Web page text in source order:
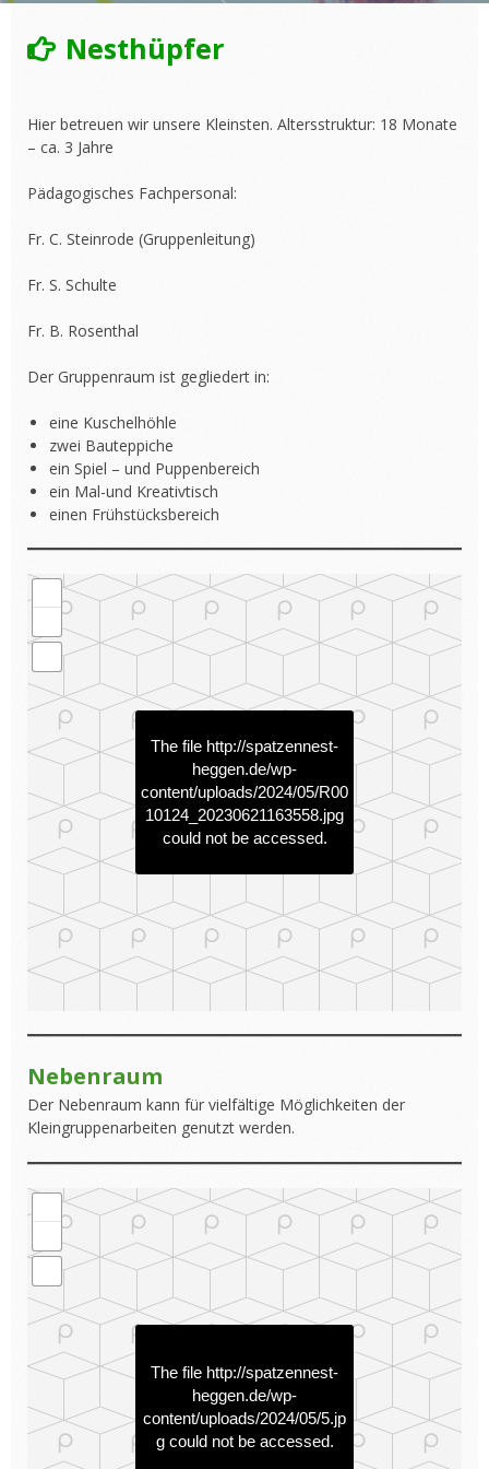
Nesthüpfer
Hier betreuen wir unsere Kleinsten. Altersstruktur: 18 Monate
– ca. 3 Jahre
Pädagogisches Fachpersonal:
Fr. C. Steinrode (Gruppenleitung)
Fr. S. Schulte
Fr. B. Rosenthal
Der Gruppenraum ist gegliedert in:
eine Kuschelhöhle
zwei Bauteppiche
ein Spiel – und Puppenbereich
ein Mal-und Kreativtisch
einen Frühstücksbereich
The file http://spatzennest-
heggen.de/wp-
content/uploads/2024/05/R00
10124_20230621163558.jpg
could not be accessed.
Nebenraum
Der Nebenraum kann für vielfältige Möglichkeiten der
Kleingruppenarbeiten genutzt werden.
The file http://spatzennest-
heggen.de/wp-
content/uploads/2024/05/5.jp
gcould not be accessed.